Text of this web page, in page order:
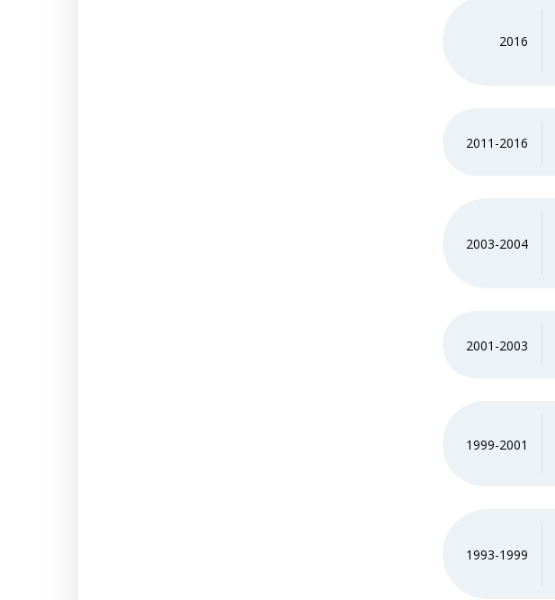
2016
2011-2016
2003-2004
2001-2003
1999-2001
1993-1999